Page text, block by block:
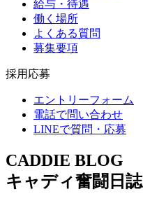
給与・待遇
働く場所
よくある質問
募集要項
採用応募
エントリーフォーム
電話で問い合わせ
LINEで質問・応募
CADDIE BLOG
キャディ奮闘日誌